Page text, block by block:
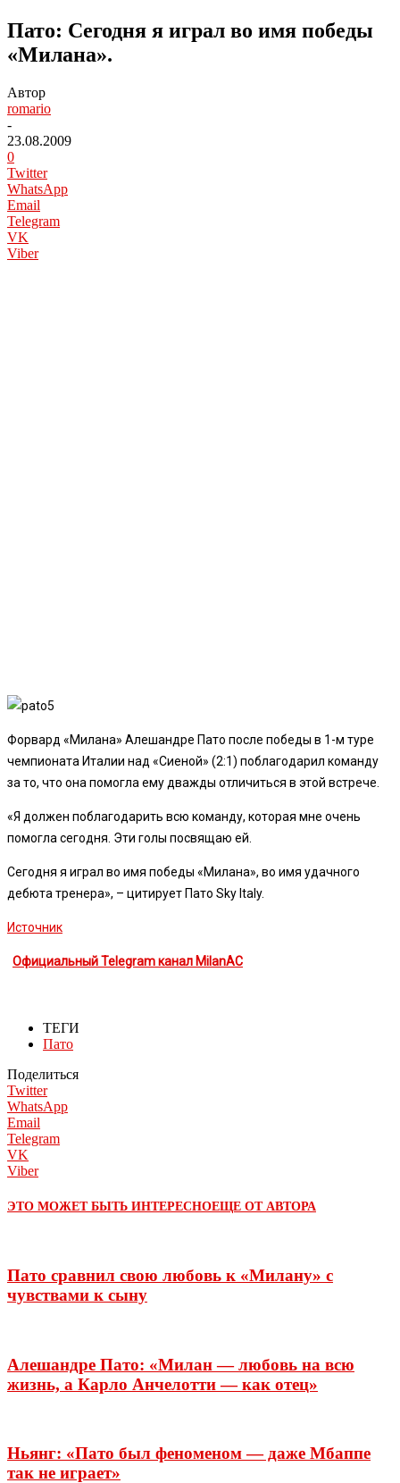
Пато: Сегодня я играл во имя победы
«Милана».
Автор
romario
-
23.08.2009
0
Twitter
WhatsApp
Email
Telegram
VK
Viber
Форвард «Милана» Алешандре Пато после победы в 1-м туре
чемпионата Италии над «Сиеной» (2:1) поблагодарил команду
за то, что она помогла ему дважды отличиться в этой встрече.
«Я должен поблагодарить всю команду, которая мне очень
помогла сегодня. Эти голы посвящаю ей.
Сегодня я играл во имя победы «Милана», во имя удачного
дебюта тренера», – цитирует Пато Sky Italy.
Источник
Официальный Telegram канал MilanAC
ТЕГИ
Пато
Поделиться
Twitter
WhatsApp
Email
Telegram
VK
Viber
ЭТО МОЖЕТ БЫТЬ ИНТЕРЕСНОЕЩЕ ОТ АВТОРА
Пато сравнил свою любовь к «Милану» с
чувствами к сыну
Алешандре Пато: «Милан — любовь на всю
жизнь, а Карло Анчелотти — как отец»
Ньянг: «Пато был феноменом — даже Мбаппе
так не играет»